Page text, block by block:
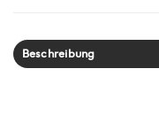
Beschreibung